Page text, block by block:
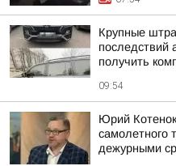
Крупные
последствий
получить
09:54
Юрий
самолетного
дежурными